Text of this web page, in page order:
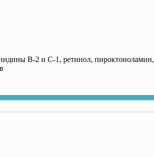
В-2 и С-1, ретинол, пироктоноламин,